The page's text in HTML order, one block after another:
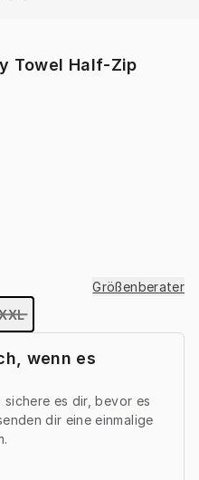
Towel Half-Zip
Größenberater
wenn es
es dir, bevor es
dir eine einmalige